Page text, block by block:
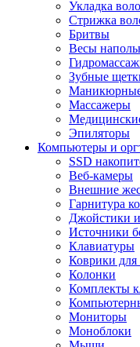
Укладка
Стрижка
Бритвы
Весы
Зубные
Массажеры
Эпиляторы
Компьютеры и
SSD
Веб-камеры
Внешние
Гарнитура
Джойстики
Источники
Клавиатуры
Коврики
Колонки
Комплекты
Мониторы
Моноблоки